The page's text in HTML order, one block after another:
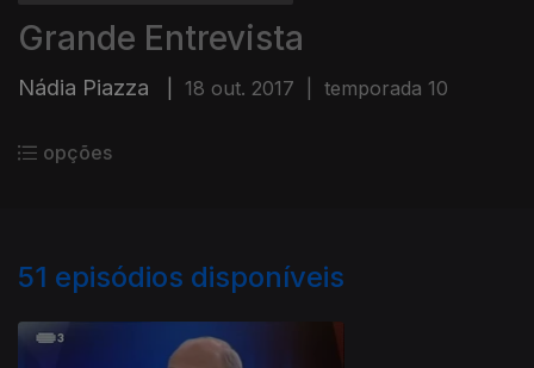
Grande Entrevista
Nádia Piazza 18 out. 2017 temporada 10
opções
51 episódios disponíveis